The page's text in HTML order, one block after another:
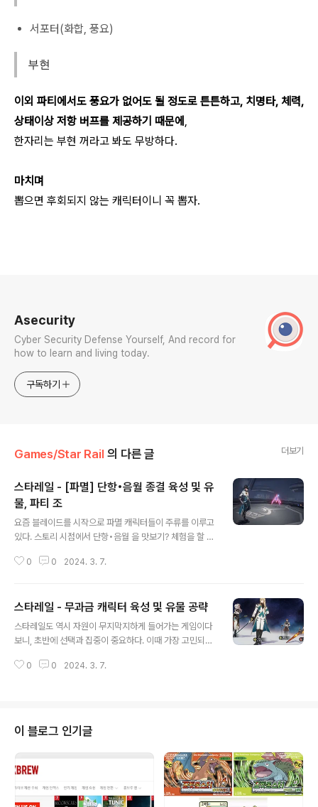
서포터(화합, 풍요)
부현
이외 파티에서도 풍요가 없어도 될 정도로 튼튼하고, 치명타, 체력,
상태이상 저항 버프를 제공하기 때문에 ,
한자리는 부현 꺼라고 봐도 무방하다.
마치며
뽑으면 후회되지 않는 캐릭터이니 꼭 뽑자.
Asecurity
Cyber Security Defense Yourself, And record for
how to learn and living today.
구독하기
Games/Star Rail 의 다른 글 더보기
스타레일 - [파멸] 단항•음월 종결 육성 및 유
물, 파티 조
요즘 블레이드를 시작으로 파멸 캐릭터들이 주류를 이루고
있다. 스토리 시점에서 단항•음월 을 맛보기? 체험을 할 수
소서러 같은 극한 딜러로 가능한 단항•음월. 소서러 컨셉으
용하면 좋은지 짧게 정리해보도록 하겠다. 스킬 구성 단항•
음월 은 현재 허수 속성의 파멸 5성 으로 1.3에 등장한다.
허수 속성 5성은 공허(디버프)의 웰트가 1타 강사로 활약
점이 올 것 같다. 일반 공격 - 연화 | 단일 공격(9) 지정된
0 0 2024. 3. 7.
스타레일 - 무과금 캐릭터 육성 및 유물 공략
스타레일도 역시 자원이 무지막지하게 들어가는 게임이다
보니, 초반에 선택과 집중이 중요하다. 이때 가장 고민되는
할지 일 것이다. 그럼 여기서 캐릭터 육성과 유물을 공략할
해주어야 한다. 그리고 각 파티는 다음과 같은 인원이 필요
하다. 파티원 1 파티원2 파티원3 파티원4 탱커(보존) 힐러
(풍요) 단일 딜러(수렵) 광역등 보조(지식,화합등) 탱커(보
존) 힐러(풍요) 광역 딜러(지식) 보조 딜러(화합외 캐릭터)
즉 기본 파티는 되도록 파티 전체를 보호해줄 수 있는 힐러
0 0 2024. 3. 7.
이 블로그 인기글